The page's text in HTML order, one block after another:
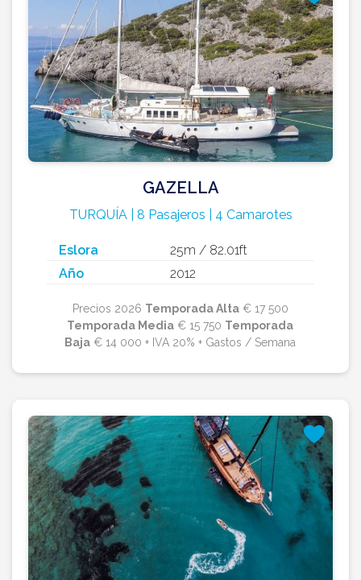
GAZELLA
TURQUÍA | 8 Pasajeros | 4 Camarotes
Eslora
25m / 82.01ft
Año
2012
Precios 2026 Temporada Alta€ 17 500
Temporada Media € 15 750 Temporada
Baja € 14 000 + IVA 20% + Gastos / Semana